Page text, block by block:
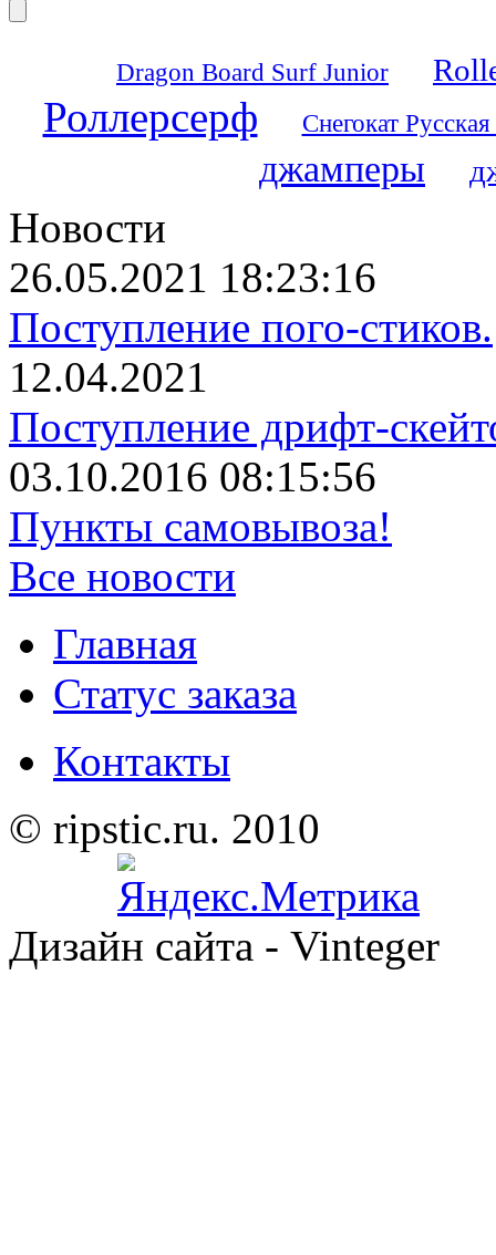
Dragon Board Surf Junior
Роллерсерф Снегокат
джамперы
Новости
26.05.2021 18:23:16
Поступление пого-стиков.
12.04.2021
Поступление дрифт-
03.10.2016 08:15:56
Пункты самовывоза!
Все новости
Главная
Статус заказа
Контакты
© ripstic.ru. 2010
Дизайн сайта - Vinteger